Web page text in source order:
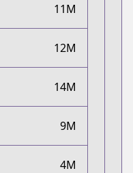
11M
12M
14M
9M
4M